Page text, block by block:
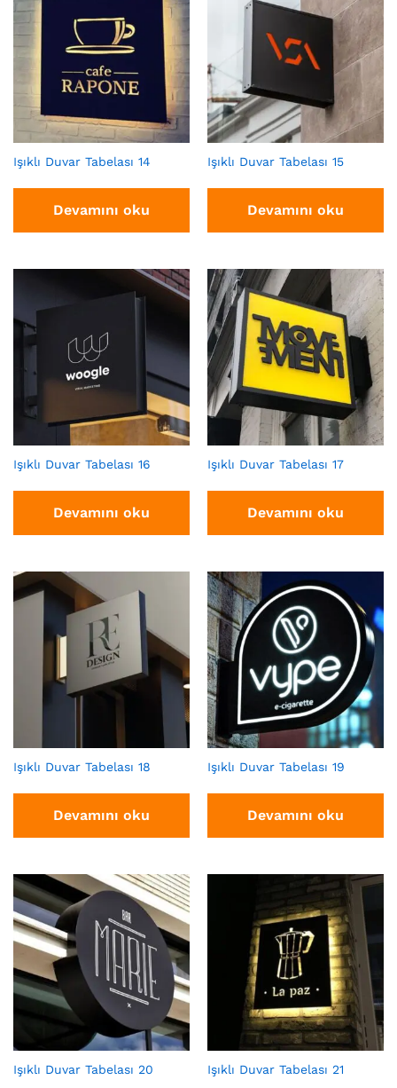
Işıklı Duvar Tabelası 14
Devamını oku
Işıklı Duvar Tabelası 15
Devamını oku
Işıklı Duvar Tabelası 16
Devamını oku
Işıklı Duvar Tabelası 17
Devamını oku
Işıklı Duvar Tabelası 18
Devamını oku
Işıklı Duvar Tabelası 19
Devamını oku
Işıklı Duvar Tabelası 20 Işıklı Duvar Tabelası 21